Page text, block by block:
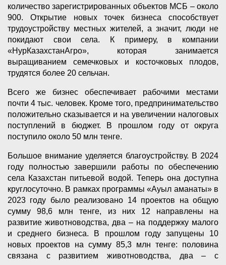
количество зарегистрированных объектов МСБ – около
900. Открытие новых точек бизнеса способствует
трудоустройству местных жителей, а значит, люди не
покидают свои села. К примеру, в компании
«НурКазахстанАгро», которая занимается
выращиванием семечковых и косточковых плодов,
трудятся более 20 сельчан.
Всего же бизнес обеспечивает рабочими местами
почти 4 тыс. человек. Кроме того, предпринимательство
положительно сказывается и на увеличении налоговых
поступлений в бюджет. В прошлом году от округа
поступило около 50 млн тенге.
Большое внимание уделяется благоустройству. В 2024
году полностью завершили работы по обеспечению
села Казахстан питьевой водой. Теперь она доступна
круглосуточно. В рамках программы «Ауыл аманаты» в
2023 году было реализовано 14 проектов на общую
сумму 98,6 млн тенге, из них 12 направлены на
развитие животноводства, два – на поддержку малого
и среднего бизнеса. В прошлом году запущены 10
новых проектов на сумму 85,3 млн тенге: половина
связана с развитием животноводства, два – с